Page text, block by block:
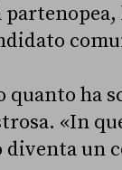
ha
«In
diventa un